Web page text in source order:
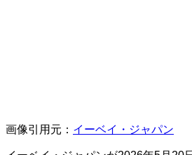
画像引用元： イーベイ・ジャパン